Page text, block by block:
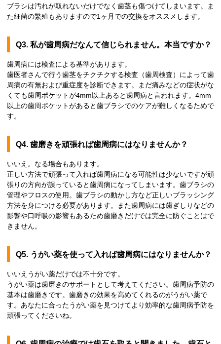
ブラシは汚れが取れないだけでなく歯茎も傷つけてしまいます。ま
た細菌の繁殖もありますので1ヶ月での交換をオススメします。
Q3. 私が歯周病だなんて信じられません。本当ですか？
歯周病には検査による基準があります。
歯医者さんで行う歯茎をチクチクする検査（歯周検査）によって歯
周病の有無および重症度を診断できます。まだ痛みなどの症状がな
くても歯周ポケットが4mm以上あると歯周病と言われます。4mm
以上の歯周ポケットがあると歯ブラシでのケアが難しくなるためで
す。
Q4. 歯磨きを頑張れば歯周病にはなりませんか？
いいえ。なる場合もあります。
正しい方法で頑張って入れば歯周病になる可能性は少ないですが頑
張りの方向が誤っていると歯周病になってしまいます。歯ブラシの
管理やフロスの使用。歯ブラシの動かし方など正しいブラッシング
方法を身につける必要があります。また歯周病には歯ぎしりなどの
影響や口呼吸の影響もあるため歯磨きだけでは完全に防ぐことはで
きません。
Q5. うがい薬を使って入れば歯周病にはなりませんか？
いいえうがい薬だけでは不十分です。
うがい薬は歯磨きのサポートとして考えてください。歯周病予防の
基本は歯磨きです。歯磨きの効果を高めてくれるのがうがい薬で
す。あなたに合ったうがい薬を見つけてより効率的な歯周病予防を
頑張ってくださいね。